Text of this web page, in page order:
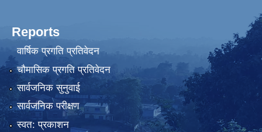
Reports
वार्षिक प्रगति प्रतिवेदन
चौमासिक प्रगति प्रतिवेदन
सार्वजनिक सुनुवाई
सार्वजनिक परीक्षण
स्वत: प्रकाशन